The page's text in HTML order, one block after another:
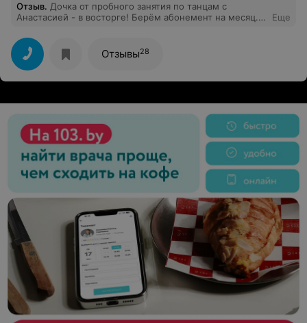
Отзыв. Дочка от пробного занятия по танцам с
Анастасией - в восторге! Берём абонемент на месяц.
Благодарим!
Еще
Отзывы28